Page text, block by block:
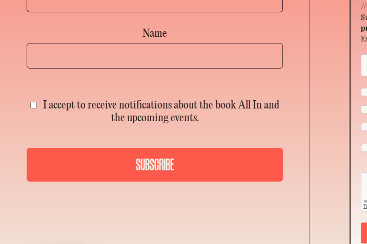
Name
I accept to receive notifications about the book All In and
the upcoming events.